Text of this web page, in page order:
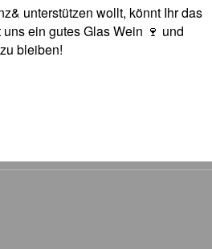
unterstützen wollt, könnt Ihr das
ein gutes Glas Wein 🍷 und
bleiben!